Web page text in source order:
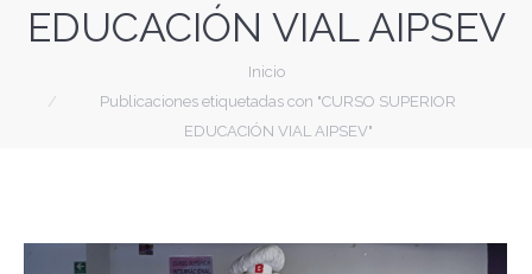
EDUCACIÓN VIAL AIPSEV
Inicio
Publicaciones etiquetadas con "CURSO SUPERIOR
EDUCACIÓN VIAL AIPSEV"